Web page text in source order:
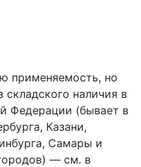
применяемость, но
наличия в
Федерации (бывает в
Казани,
Самары и
— см. в